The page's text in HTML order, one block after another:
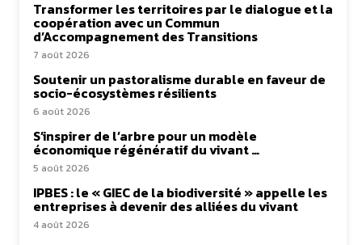
Transformer les territoires par le dialogue et la
coopération avec un Commun
d’Accompagnement des Transitions
7 août 2026
Soutenir un pastoralisme durable en faveur de
socio-écosystèmes résilients
6 août 2026
S’inspirer de l’arbre pour un modèle
économique régénératif du vivant …
5 août 2026
IPBES : le « GIEC de la biodiversité » appelle les
entreprises à devenir des alliées du vivant
4 août 2026